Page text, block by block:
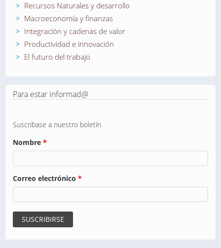
Recursos Naturales y desarrollo
Macroeconomía y finanzas
Integración y cadenas de valor
Productividad e innovación
El futuro del trabajo
Para estar informad@
Suscribase a nuestro boletín
Nombre *
Correo electrónico *